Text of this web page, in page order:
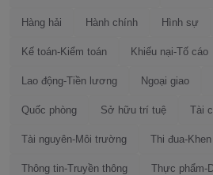
Hàng hải Hành chính Hình sự
Kế toán-Kiểm toán Khiếu nại-Tố cáo
Lao động-Tiền lương Ngoại giao
Quốc phòng Sở hữu trí tuệ Tài
Tài nguyên-Môi trường Thi đua-
Thông tin-Truyền thông Thực phẩm-